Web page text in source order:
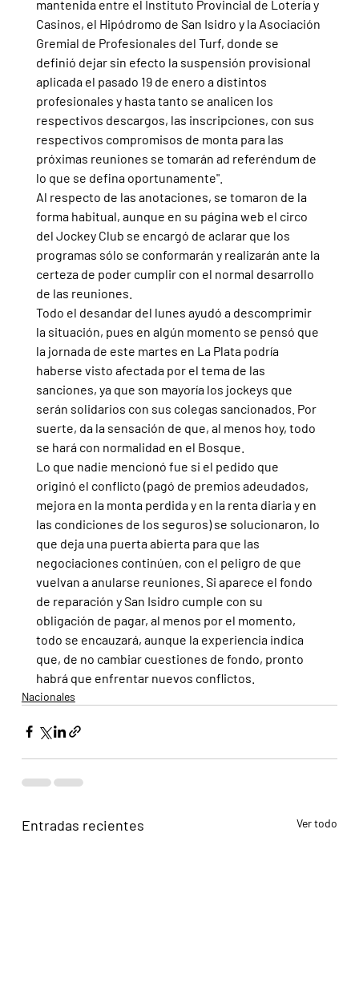
mantenida entre el Instituto Provincial de Lotería y
Casinos, el Hipódromo de San Isidro y la Asociación
Gremial de Profesionales del Turf, donde se
definió dejar sin efecto la suspensión provisional
aplicada el pasado 19 de enero a distintos
profesionales y hasta tanto se analicen los
respectivos descargos, las inscripciones, con sus
respectivos compromisos de monta para las
próximas reuniones se tomarán ad referéndum de
lo que se defina oportunamente".
Al respecto de las anotaciones, se tomaron de la
forma habitual, aunque en su página web el circo
del Jockey Club se encargó de aclarar que los
programas sólo se conformarán y realizarán ante la
certeza de poder cumplir con el normal desarrollo
de las reuniones.
Todo el desandar del lunes ayudó a descomprimir
la situación, pues en algún momento se pensó que
la jornada de este martes en La Plata podría
haberse visto afectada por el tema de las
sanciones, ya que son mayoría los jockeys que
serán solidarios con sus colegas sancionados. Por
suerte, da la sensación de que, al menos hoy, todo
se hará con normalidad en el Bosque.
Lo que nadie mencionó fue si el pedido que
originó el conflicto (pagó de premios adeudados,
mejora en la monta perdida y en la renta diaria y en
las condiciones de los seguros) se solucionaron, lo
que deja una puerta abierta para que las
negociaciones continúen, con el peligro de que
vuelvan a anularse reuniones. Si aparece el fondo
de reparación y San Isidro cumple con su
obligación de pagar, al menos por el momento,
todo se encauzará, aunque la experiencia indica
que, de no cambiar cuestiones de fondo, pronto
habrá que enfrentar nuevos conflictos.
Nacionales
Entradas recientes Ver todo